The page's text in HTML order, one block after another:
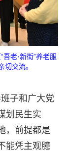
老·新街”养老服
交流。
子和广大党
划民生实
，前提都是
能凭主观臆